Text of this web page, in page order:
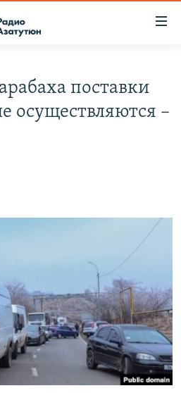
поставки
осуществляются –